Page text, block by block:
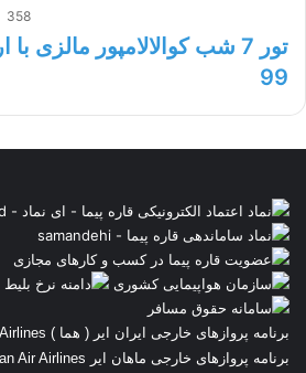
تور 7 شب کوالالامپور مالزی
99
برنامه پروازهای خارجی ایران ایر ( هما ) Iran Air Airlines
برنامه پروازهای خارجی ماهان ایر Mahan Air Airlines